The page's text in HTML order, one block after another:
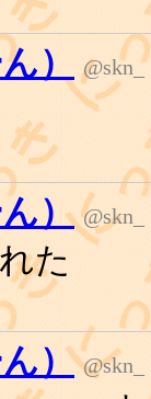
）
@skn_
） @skn_
た
） @skn_